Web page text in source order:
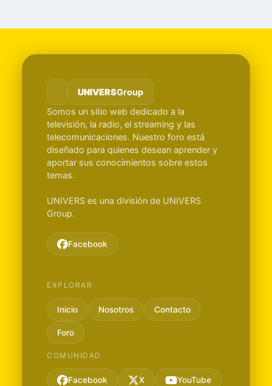
UNIVERSGroup
Somos un sitio web dedicado a la
televisión, la radio, el streaming y las
telecomunicaciones. Nuestro foro está
diseñado para quienes desean aprender y
aportar sus conocimientos sobre estos
temas.
UNIVERS es una división de UNIVERS
Group.
Facebook
EXPLORAR
Inicio Nosotros Contacto
Foro
COMUNIDAD
Facebook X YouTube